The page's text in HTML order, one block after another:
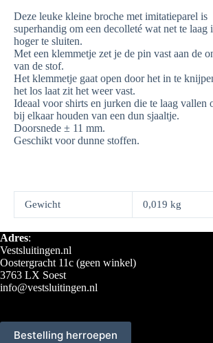
Deze leuke kleine broche met imitatieparel is
superhandig om een decolleté wat net te laag
hoger te sluiten.
Met een klemmetje zet je de pin vast aan de
van de stof.
Het klemmetje gaat open door het in te
het los laat zit het weer vast.
Ideaal voor shirts en jurken die te laag vallen
bij elkaar houden van een dun sjaaltje.
Doorsnede ± 11 mm.
Geschikt voor dunne stoffen.
Gewicht 0,019 kg
Adres:
Vestsluitingen.nl
Oostergracht 11c (geen winkel)
3763 LX Soest
info@vestsluitingen.nl
Bestelling herroepen